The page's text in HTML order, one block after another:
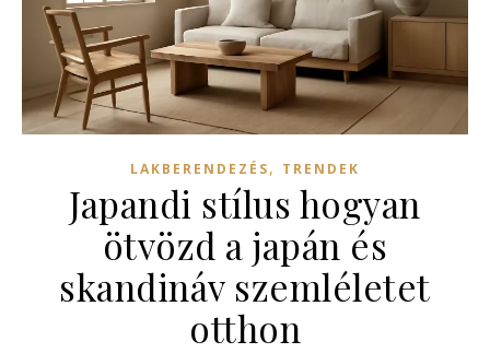
LAKBERENDEZÉS, TRENDEK
Japandi stílus hogyan
ötvözd a japán és
skandináv szemléletet
otthon